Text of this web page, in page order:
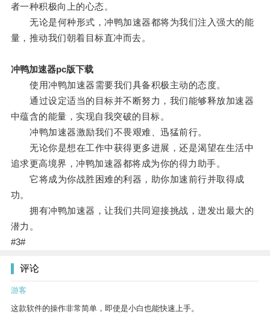
者一种积极向上的心态。
无论是何种形式，冲鸭加速器都将为我们注入强大的能
量，推动我们朝着目标直冲而去。
冲鸭加速器pc版下载
使用冲鸭加速器需要我们具备积极主动的态度。
通过设定适当的目标并不断努力，我们能够释放加速器
中蕴含的能量，实现自我突破的目标。
冲鸭加速器激励我们不畏艰难、迅猛前行。
无论你是想在工作中获得更多进展，还是渴望在生活中
追求更高境界，冲鸭加速器都将成为你的得力助手。
它将成为你战胜困难的利器，助你加速前行并取得成
功。
拥有冲鸭加速器，让我们共同迎接挑战，迸发出最大的
潜力。
#3#
评论
游客
这款软件的操作非常简单，即使是小白也能快速上手。